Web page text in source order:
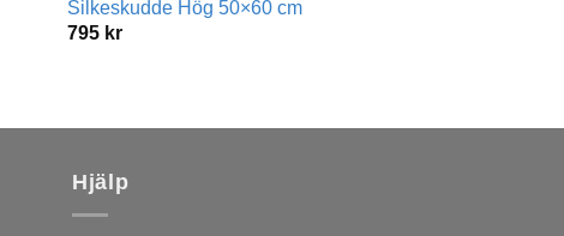
Silkeskudde Hög 50×60 cm
795 kr
Hjälp